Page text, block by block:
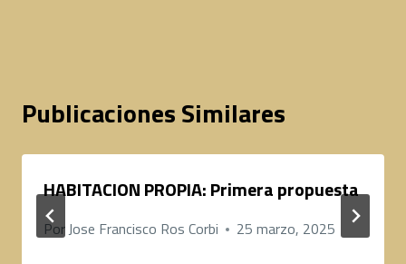
Publicaciones Similares
HABITACION PROPIA: Primera propuesta
PorJose Francisco Ros Corbi 25 marzo, 2025